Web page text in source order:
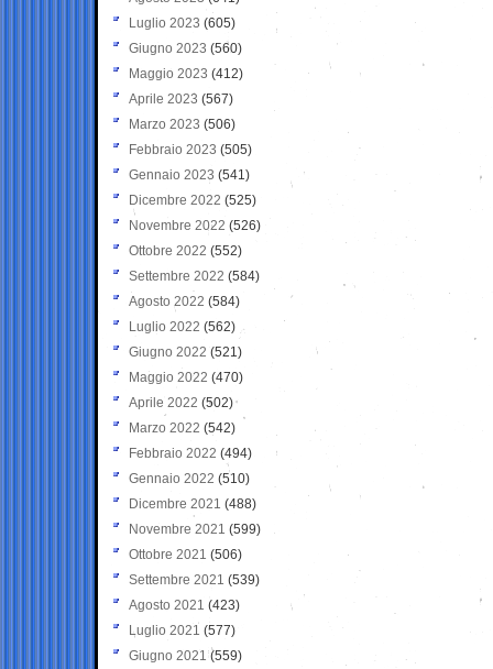
Luglio 2023 (605)
Giugno 2023 (560)
Maggio 2023 (412)
Aprile 2023 (567)
Marzo 2023 (506)
Febbraio 2023 (505)
Gennaio 2023 (541)
Dicembre 2022 (525)
Novembre 2022 (526)
Ottobre 2022 (552)
Settembre 2022 (584)
Agosto 2022 (584)
Luglio 2022 (562)
Giugno 2022 (521)
Maggio 2022 (470)
Aprile 2022 (502)
Marzo 2022 (542)
Febbraio 2022 (494)
Gennaio 2022 (510)
Dicembre 2021 (488)
Novembre 2021 (599)
Ottobre 2021 (506)
Settembre 2021 (539)
Agosto 2021 (423)
Luglio 2021 (577)
Giugno 2021(559)